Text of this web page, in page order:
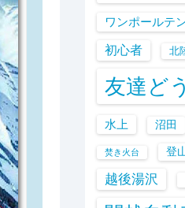
ワンポールテ
初心者 北
友達ど
水上 沼田
焚き火台 登
越後湯沢